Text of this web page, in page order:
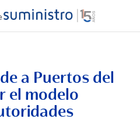
a Puertos del
el modelo